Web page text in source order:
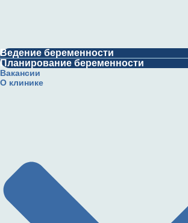
Ведение беременности
Планирование беременности
Вакансии
О клинике